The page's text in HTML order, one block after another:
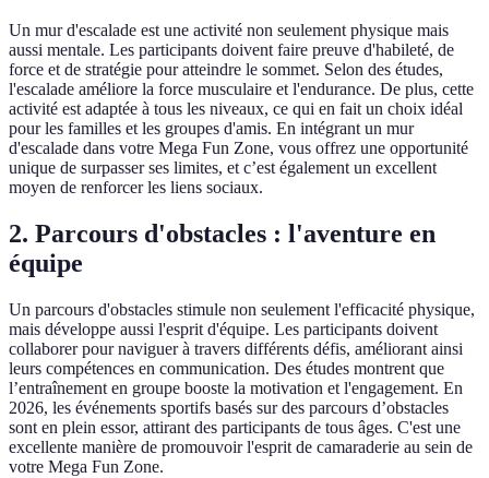
Un mur d'escalade est une activité non seulement physique mais
aussi mentale. Les participants doivent faire preuve d'habileté, de
force et de stratégie pour atteindre le sommet. Selon des études,
l'escalade améliore la force musculaire et l'endurance. De plus, cette
activité est adaptée à tous les niveaux, ce qui en fait un choix idéal
pour les familles et les groupes d'amis. En intégrant un mur
d'escalade dans votre Mega Fun Zone, vous offrez une opportunité
unique de surpasser ses limites, et c’est également un excellent
moyen de renforcer les liens sociaux.
2. Parcours d'obstacles : l'aventure en
équipe
Un parcours d'obstacles stimule non seulement l'efficacité physique,
mais développe aussi l'esprit d'équipe. Les participants doivent
collaborer pour naviguer à travers différents défis, améliorant ainsi
leurs compétences en communication. Des études montrent que
l’entraînement en groupe booste la motivation et l'engagement. En
2026, les événements sportifs basés sur des parcours d’obstacles
sont en plein essor, attirant des participants de tous âges. C'est une
excellente manière de promouvoir l'esprit de camaraderie au sein de
votre Mega Fun Zone.